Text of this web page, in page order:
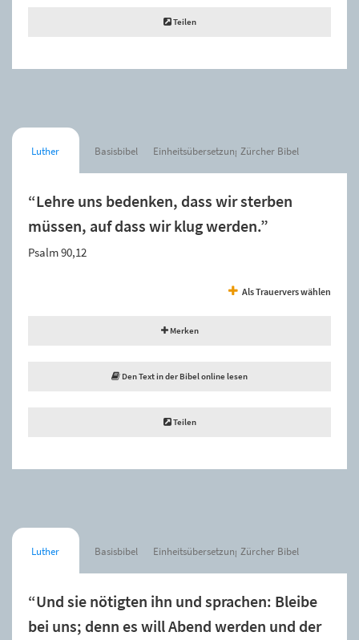
Teilen
Luther Basisbibel Einheitsübersetzung Zürcher Bibel
“Lehre uns bedenken, dass wir sterben
müssen, auf dass wir klug werden.”
Psalm 90,12
Als Trauervers wählen
Merken
Den Text in der Bibel online lesen
Teilen
Luther Basisbibel Einheitsübersetzung Zürcher Bibel
“Und sie nötigten ihn und sprachen: Bleibe
bei uns; denn es will Abend werden und der